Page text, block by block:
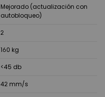
Mejorado (actualización con
autobloqueo)
2
160 kg
<45 db
42 mm/s